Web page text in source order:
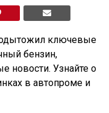
ключевые
бензин,
новости. Узнайте о
в автопроме и